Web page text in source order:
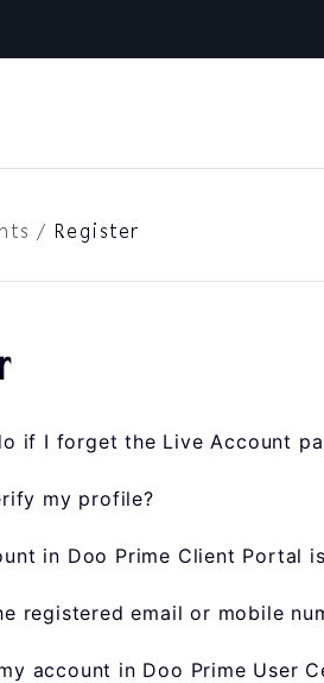
/ Register
if I forget the Live Account
my profile?
in Doo Prime Client Portal
registered email or mobile
account in Doo Prime User